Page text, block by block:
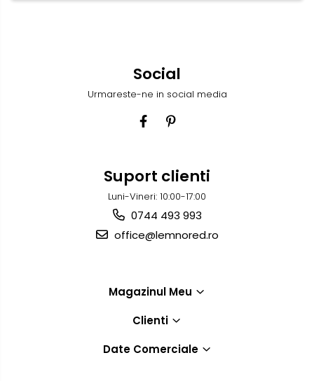
Social
Urmareste-ne in social media
Suport clienti
Luni-Vineri: 10:00-17:00
0744 493 993
office@lemnored.ro
Magazinul Meu
Clienti
Date Comerciale